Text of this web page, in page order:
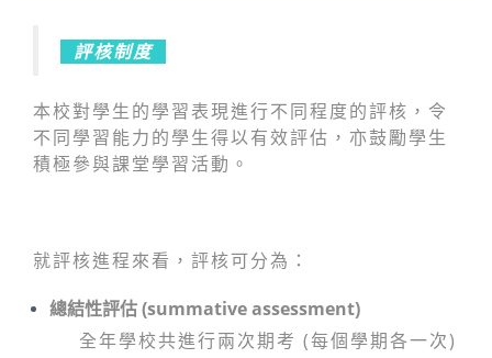
評核制度
本校對學生的學習表現進行不同程度的評核，令
不同學習能力的學生得以有效評估，亦鼓勵學生
積極參與課堂學習活動。
就評核進程來看，評核可分為：
總結性評估 (summative assessment)
全年學校共進行兩次期考 (每個學期各一次)